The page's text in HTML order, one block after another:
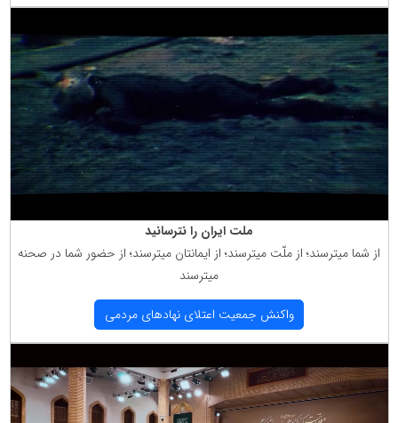
ملت ایران را نترسانید
از شما میترسند؛ از ملّت میترسند؛ از ایمانتان میترسند؛ از حضور شما در صحنه
میترسند
واكنش جمعیت اعتلای نهادهای مردمی